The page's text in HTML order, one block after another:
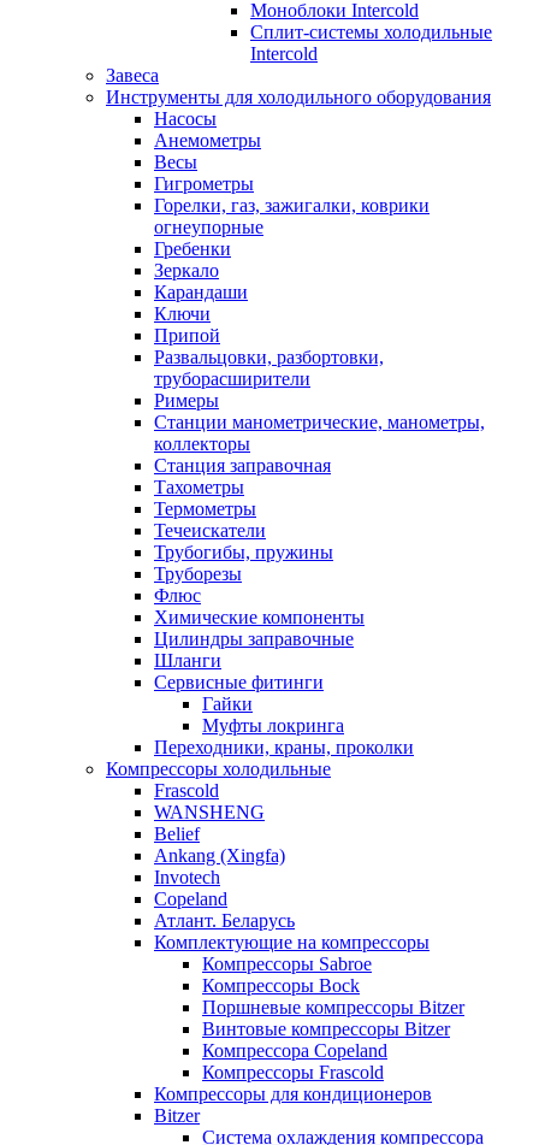
Моноблоки Intercold
Сплит-системы холодильные
Intercold
Завеса
Инструменты для холодильного оборудования
Насосы
Анемометры
Весы
Гигрометры
Горелки, газ, зажигалки, коврики
огнеупорные
Гребенки
Зеркало
Карандаши
Ключи
Припой
Развальцовки, разбортовки,
труборасширители
Римеры
Станции манометрические, манометры,
коллекторы
Станция заправочная
Тахометры
Термометры
Течеискатели
Трубогибы, пружины
Труборезы
Флюс
Химические компоненты
Цилиндры заправочные
Шланги
Сервисные фитинги
Гайки
Муфты локринга
Переходники, краны, проколки
Компрессоры холодильные
Frascold
WANSHENG
Belief
Ankang (Xingfa)
Invotech
Copeland
Атлант. Беларусь
Комплектующие на компрессоры
Компрессоры Sabroe
Компрессоры Bock
Поршневые компрессоры Bitzer
Винтовые компрессоры Bitzer
Компрессора Copeland
Компрессоры Frascold
Компрессоры для кондиционеров
Bitzer
Система охлаждения компрессора